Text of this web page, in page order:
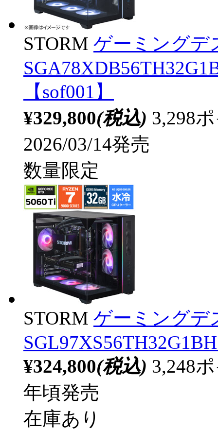
STORM ゲーミングデ
【sof001】
¥329,800(税込) 3,298
2026/03/14発売
数量限定
STORM ゲーミングデ
¥324,800(税込) 3,248
年頃発売
在庫あり